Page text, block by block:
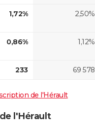
1,72% 2,50%
0,86% 1,12%
233 69 578
de l'Hérault
l'Hérault